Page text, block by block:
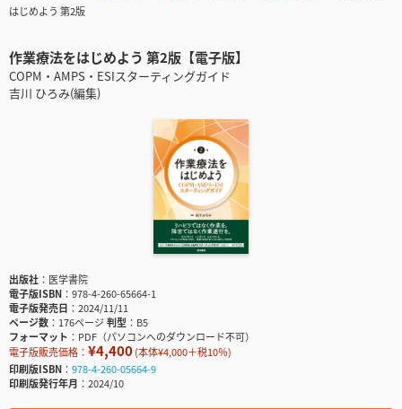
はじめよう 第2版
作業療法をはじめよう 第2版【電子版】
COPM・AMPS・ESIスターティングガイド
吉川 ひろみ(編集)
出版社
医学書院
電子版ISBN
978-4-260-65664-1
電子版発売日
2024/11/11
ページ数
176ページ判型
B5
フォーマット
PDF（パソコンへのダウンロード不可）
電子版販売価格： ¥4,400(本体¥4,000＋税10％)
印刷版ISBN
978-4-260-05664-9
印刷版発行年月
2024/10